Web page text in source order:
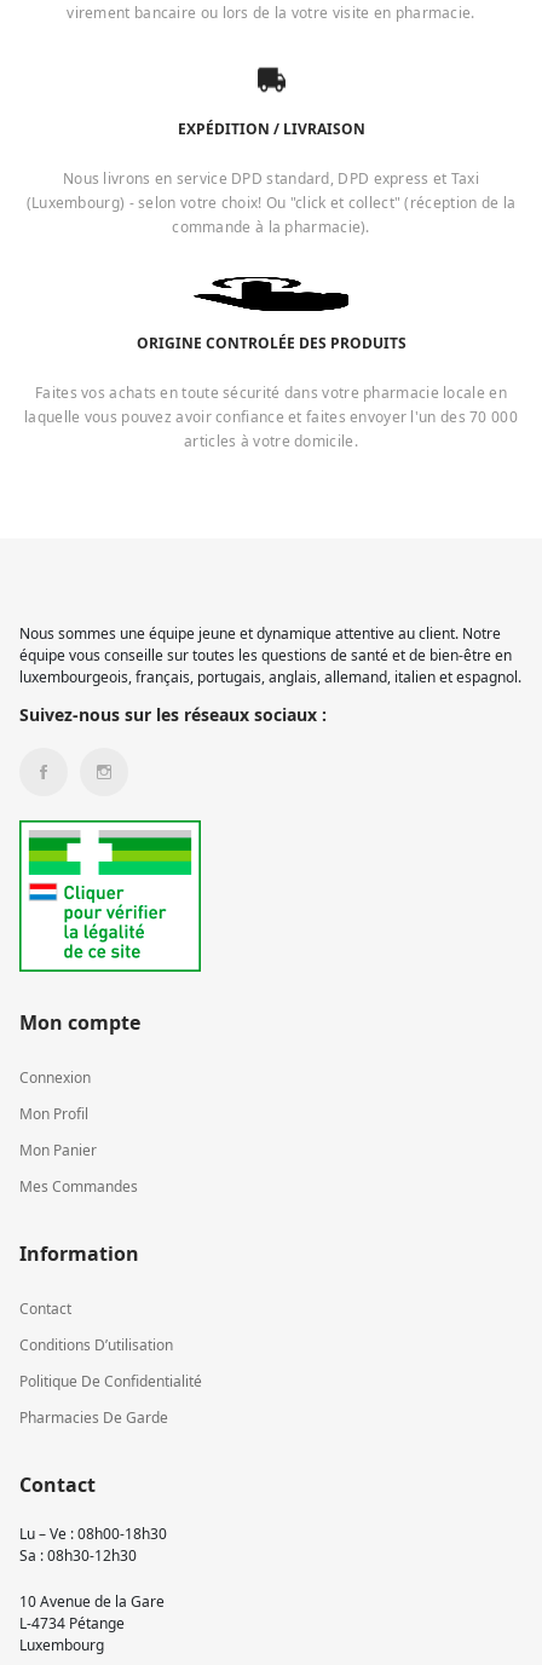
virement bancaire ou lors de la votre visite en pharmacie.
EXPÉDITION / LIVRAISON
Nous livrons en service DPD standard, DPD express et Taxi
(Luxembourg) - selon votre choix! Ou "click et collect" (réception de la
commande à la pharmacie).
ORIGINE CONTROLÉE DES PRODUITS
Faites vos achats en toute sécurité dans votre pharmacie locale en
laquelle vous pouvez avoir confiance et faites envoyer l'un des 70 000
articles à votre domicile.
Nous sommes une équipe jeune et dynamique attentive au client. Notre
équipe vous conseille sur toutes les questions de santé et de bien-être en
luxembourgeois, français, portugais, anglais, allemand, italien et espagnol.
Suivez-nous sur les réseaux sociaux :
Mon compte
Connexion
Mon Profil
Mon Panier
Mes Commandes
Information
Contact
Conditions D’utilisation
Politique De Confidentialité
Pharmacies De Garde
Contact
Lu – Ve : 08h00-18h30
Sa : 08h30-12h30
10 Avenue de la Gare
L-4734 Pétange
Luxembourg